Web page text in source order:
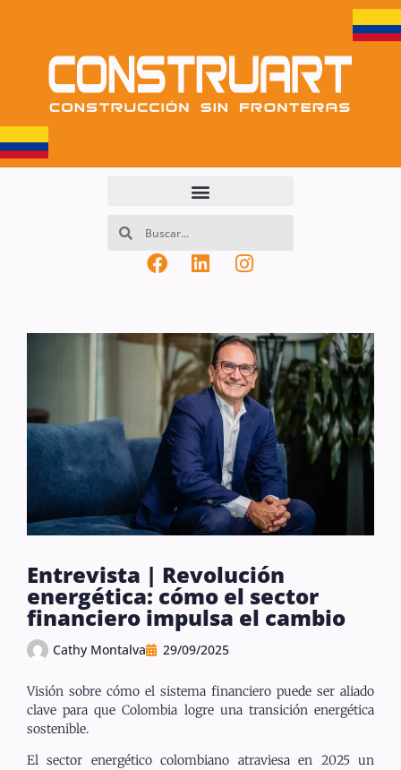
Entrevista | Revolución
energética: cómo el sector
financiero impulsa el cambio
Cathy Montalva 29/09/2025
Visión sobre cómo el sistema financiero puede ser aliado
clave para que Colombia logre una transición energética
sostenible.
El sector energético colombiano atraviesa en 2025 un